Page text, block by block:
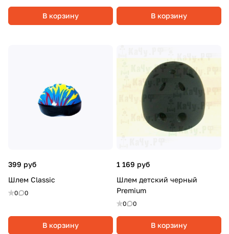
В корзину В корзину
399 руб
Шлем Classic
0 0
В корзину
1 169 руб
Шлем детский черный
Premium
0 0
В корзину